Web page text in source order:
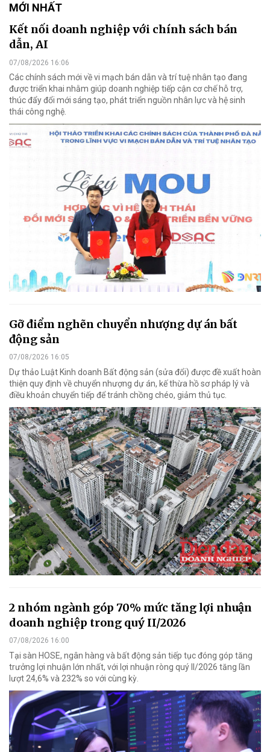
MỚI NHẤT
Kết nối doanh nghiệp với chính sách bán
dẫn, AI
07/08/2026 16:06
Các chính sách mới về vi mạch bán dẫn và trí tuệ nhân tạo đang
được triển khai nhằm giúp doanh nghiệp tiếp cận cơ chế hỗ trợ,
thúc đẩy đổi mới sáng tạo, phát triển nguồn nhân lực và hệ sinh
thái công nghệ.
Gỡ điểm nghẽn chuyển nhượng dự án bất
động sản
07/08/2026 16:05
Dự thảo Luật Kinh doanh Bất động sản (sửa đổi) được đề xuất hoàn
thiện quy định về chuyển nhượng dự án, kế thừa hồ sơ pháp lý và
điều khoản chuyển tiếp để tránh chồng chéo, giảm thủ tục.
2 nhóm ngành góp 70% mức tăng lợi nhuận
doanh nghiệp trong quý II/2026
07/08/2026 16:00
Tại sàn HOSE, ngân hàng và bất động sản tiếp tục đóng góp tăng
trưởng lợi nhuận lớn nhất, với lợi nhuận ròng quý II/2026 tăng lần
lượt 24,6% và 232% so với cùng kỳ.